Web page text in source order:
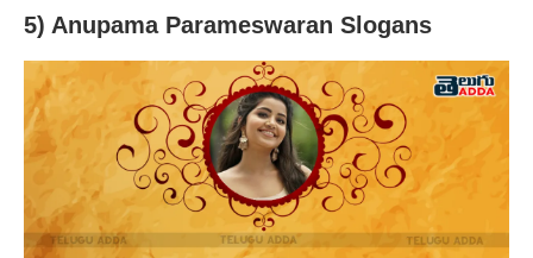
5) Anupama Parameswaran Slogans